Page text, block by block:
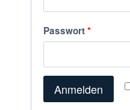
Passwort*
Anmelden